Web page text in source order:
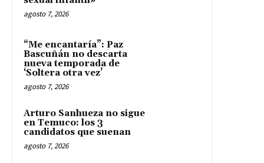
agosto 7, 2026
“Me encantaría”: Paz
Bascuñán no descarta
nueva temporada de
‘Soltera otra vez’
agosto 7, 2026
Arturo Sanhueza no sigue
en Temuco: los 3
candidatos que suenan
agosto 7, 2026